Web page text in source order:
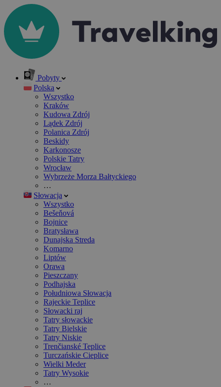
Pobyty
Polska
Wszystko
Kraków
Kudowa Zdrój
Lądek Zdrój
Polanica Zdrój
Beskidy
Karkonosze
Polskie Tatry
Wrocław
Wybrzeże Morza Bałtyckiego
…
Słowacja
Wszystko
Bešeňová
Bojnice
Bratysława
Dunajska Streda
Komarno
Liptów
Orawa
Pieszczany
Podhajska
Południowa Słowacja
Rajeckie Teplice
Słowacki raj
Tatry słowackie
Tatry Bielskie
Tatry Niskie
Trenčianské Teplice
Turczańskie Cieplice
Wielki Meder
Tatry Wysokie
…